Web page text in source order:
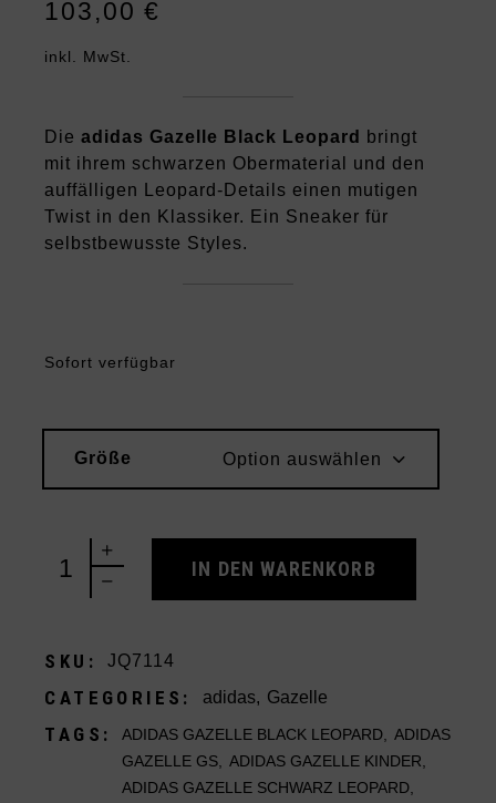
103,00€
inkl. MwSt.
Dieadidas Gazelle Black Leopard
bringt
mit ihrem schwarzen Obermaterial und den
auffälligen Leopard-Details einen mutigen
Twist in den Klassiker. Ein Sneaker für
selbstbewusste Styles.
Sofort verfügbar
Größe Option auswählen
adidas Gazelle (GS) Black Leopard quantity
IN DEN WARENKORB
SKU: JQ7114
CATEGORIES: adidas, Gazelle
TAGS: ADIDAS GAZELLE BLACK LEOPARD ,ADIDAS
GAZELLE GS ,ADIDAS GAZELLE KINDER
ADIDAS GAZELLE SCHWARZ LEOPARD